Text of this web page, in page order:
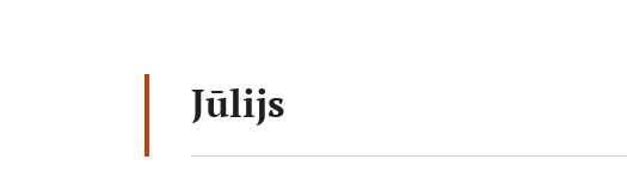
Jūlijs